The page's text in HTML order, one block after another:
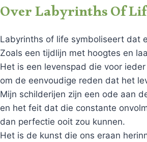
Over Labyrinths Of
Labyrinths of life symboliseert dat
Zoals een tijdlijn met hoogtes en
Het is een levenspad die voor
om de eenvoudige reden dat het
Mijn schilderijen zijn een ode aan
en het feit dat die constante
dan perfectie ooit zou kunnen.
Het is de kunst die ons eraan